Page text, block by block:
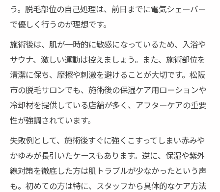
う。脱毛部位の自己処理は、前日までに電気シェーバー
で優しく行うのが理想です。
施術後は、肌が一時的に敏感になっているため、入浴や
サウナ、激しい運動は控えましょう。また、施術部位を
清潔に保ち、摩擦や刺激を避けることが大切です。松阪
市の脱毛サロンでも、施術後の保湿ケア用ローションや
冷却材を提供している店舗が多く、アフターケアの重要
性が強調されています。
失敗例として、施術後すぐに強くこすってしまい赤みや
かゆみが長引いたケースもあります。逆に、保湿や紫外
線対策を徹底した方は肌トラブルが少なかったという声
も。初めての方は特に、スタッフから具体的なケア方法